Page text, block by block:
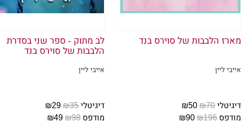
מארז הלבבות של סוירס בנד
אייבי ליין
דיגיטלי₪70
₪50
מודפס ₪196
₪90
לב מתוק - ספר שני בסדרת
הלבבות של סוירס בנד
אייבי ליין
דיגיטלי₪35
₪29
מודפס₪98
₪49